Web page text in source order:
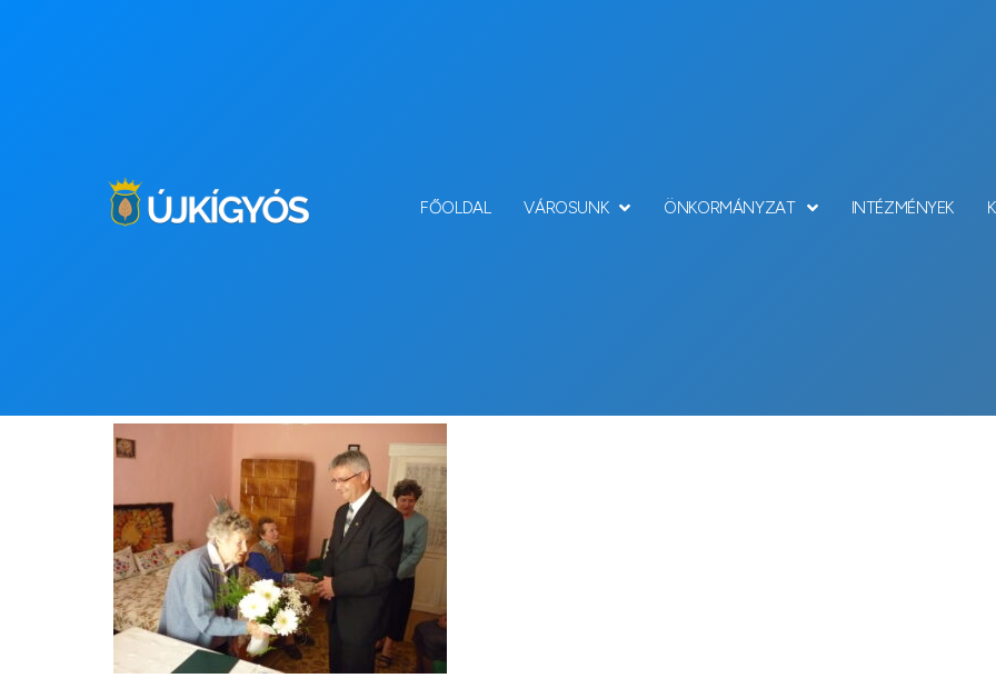
FŐOLDAL VÁROSUNK ÖNKORMÁNYZAT INTÉZMÉNYEK